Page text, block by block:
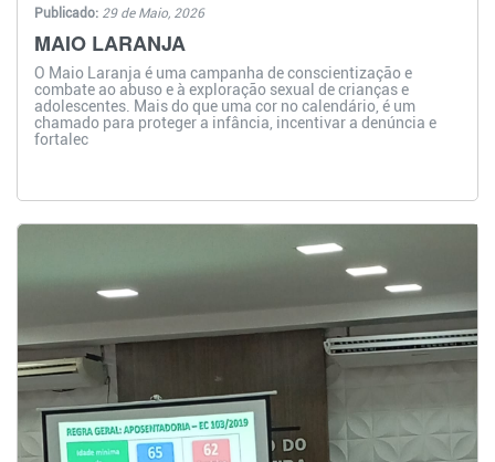
Publicado: 29 de Maio, 2026
MAIO LARANJA
O Maio Laranja é uma campanha de conscientização e
combate ao abuso e à exploração sexual de crianças e
adolescentes. Mais do que uma cor no calendário, é um
chamado para proteger a infância, incentivar a denúncia e
fortalec